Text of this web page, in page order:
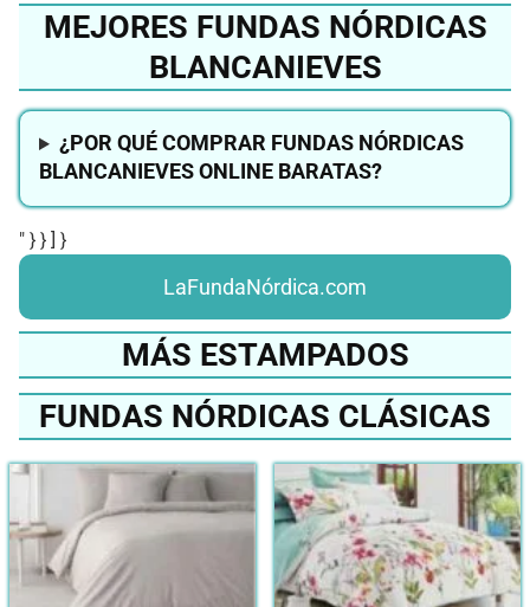
MEJORES FUNDAS NÓRDICAS
BLANCANIEVES
¿POR QUÉ COMPRAR FUNDAS NÓRDICAS
BLANCANIEVES ONLINE BARATAS?
" } } ] }
LaFundaNórdica.com
MÁS ESTAMPADOS
FUNDAS NÓRDICAS CLÁSICAS